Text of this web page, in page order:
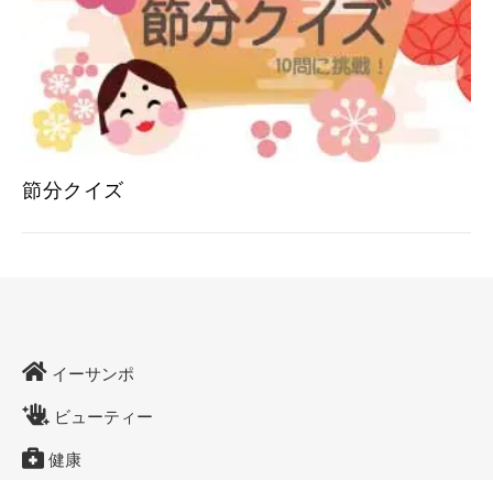
節分クイズ
イーサンポ
ビューティー
健康